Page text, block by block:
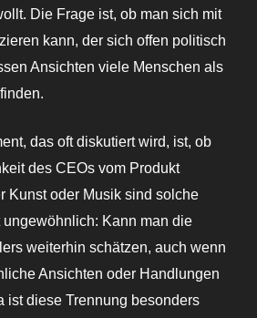
Die Frage ist, ob man sich mit
kann, der sich offen politisch
Ansichten viele Menschen als
das oft diskutiert wird, ist, ob
des CEOs vom Produkt
Kunst oder Musik sind solche
Kann man die
weiterhin schätzen, auch wenn
Ansichten oder Handlungen
ist diese Trennung besonders